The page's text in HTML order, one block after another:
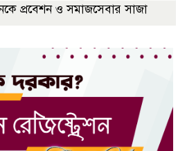
প্রবেশন ও সমাজসেবার সাজা